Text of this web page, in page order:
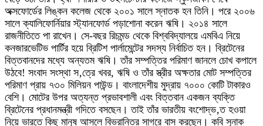
অক্সফোর্ডের লিঙ্কন কলেজ থেকে ২০০১ সালে স্নাতক হন তিনি। পরে ২০০৬
সালে ক্যালিফোর্নিয়ার স্ট্যানফোর্ড পড়াশোনা করেন ঋষি। ২০১৪ সালে
রাজনীতিতে পা রাখেন। সে-বছর রিচমন্ড থেকে বিশ্ববিদ্যালয়ে এমবিএ নিয়ে
কনজারভেটিভ পার্টির হয়ে ব্রিটিশ পার্লামেন্টের সদস্য নির্বাচিত হন। ব্রিটেনের
বিত্তবানদের মধ্যে অন্যতম ঋষি। তাঁর সম্পত্তির পরিমাণ জানলে চোখ কপালে
উঠবে! সংবাদ সংস্থা স‚ত্রে খবর, ঋষি ও তাঁর স্ত্রীর অক্ষতার মোট সম্পত্তির
পরিমাণ প্রায় ৭৩০ মিলিয়ন পাউন্ড। বাংলাদেশীয় মুদ্রায় ৭০০০ কোটি টাকারও
বেশি। মোটের উপর অত্যন্ত প্রভাবশালী এবং বিত্তবান একজন ব্যক্তি
ব্রিটেনের প্রধানমন্ত্রী গদিতে বসছেন। তাই তাঁর ভারতীয় বংশোদ্ভ‚ত হওয়া
নিয়ে ভারতে কিছু মানুষ আসলে বিভ্রান্তির সাগরে বাস করছেন। কবি সুনাক